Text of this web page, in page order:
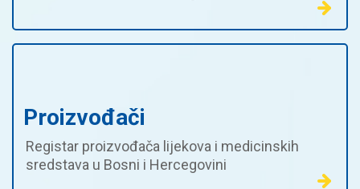
Proizvođači
Registar proizvođača lijekova i medicinskih
sredstava u Bosni i Hercegovini